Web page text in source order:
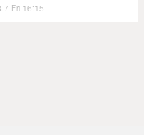
Fri 16:15